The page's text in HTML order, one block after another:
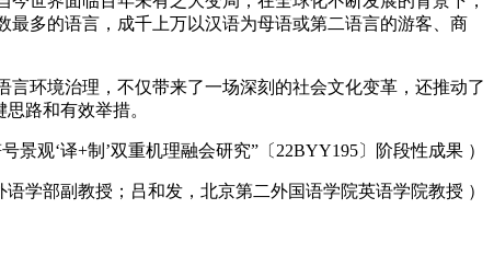
多的语言，成千上万以汉语为母语或第二语言的游客、商
环境治理，不仅带来了一场深刻的社会文化变革，还推动了
路和有效举措。
景观‘译+制’双重机理融会研究”〔22BYY195〕阶段性成果 ）
语学部副教授；吕和发，北京第二外国语学院英语学院教授 ）